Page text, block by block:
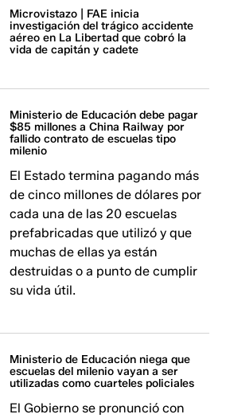
Microvistazo | FAE inicia
investigación del trágico accidente
aéreo en La Libertad que cobró la
vida de capitán y cadete
Ministerio de Educación debe pagar
$85 millones a China Railway por
fallido contrato de escuelas tipo
milenio
El Estado termina pagando más
de cinco millones de dólares por
cada una de las 20 escuelas
prefabricadas que utilizó y que
muchas de ellas ya están
destruidas o a punto de cumplir
su vida útil.
Ministerio de Educación niega que
escuelas del milenio vayan a ser
utilizadas como cuarteles policiales
El Gobierno se pronunció con